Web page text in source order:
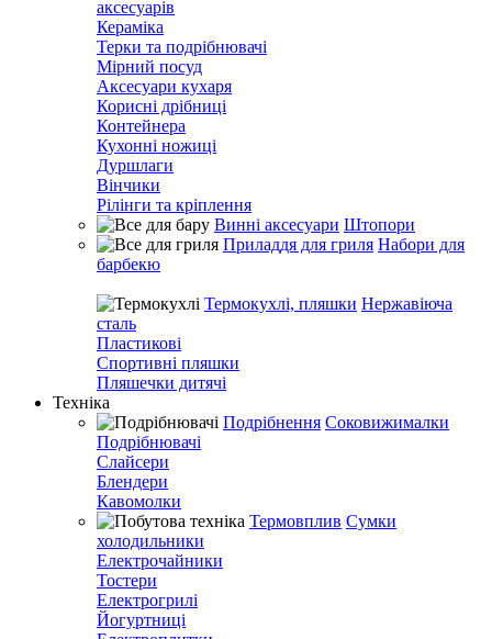
аксесуарів
Кераміка
Терки та подрібнювачі
Мірний посуд
Аксесуари кухаря
Корисні дрібниці
Контейнера
Кухонні ножиці
Дуршлаги
Вінчики
Рілінги та кріплення
Винні аксесуари Штопори
Приладдя для гриля Набори для
барбекю
Термокухлі, пляшки Нержавіюча
сталь
Пластикові
Спортивні пляшки
Пляшечки дитячі
Техніка
Подрібнення Соковижималки
Подрібнювачі
Слайсери
Блендери
Кавомолки
Термовплив Сумки
холодильники
Електрочайники
Тостери
Електрогрилі
Йогуртниці